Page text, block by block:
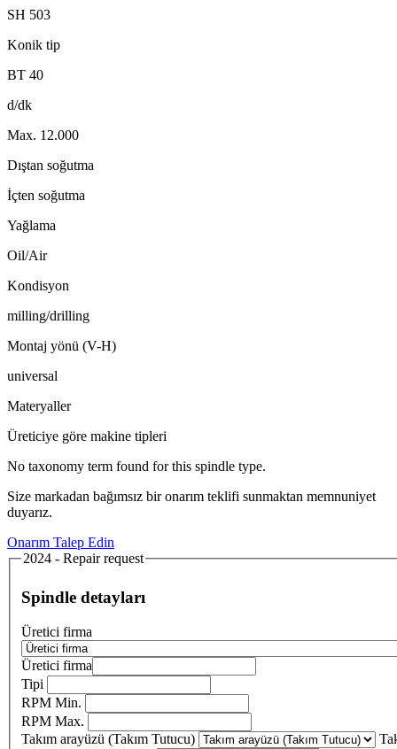
SH 503
Konik tip
BT 40
d/dk
Max. 12.000
Dıştan soğutma
İçten soğutma
Yağlama
Oil/Air
Kondisyon
milling/drilling
Montaj yönü (V-H)
universal
Materyaller
Üreticiye göre makine tipleri
No taxonomy term found for this spindle type.
Size markadan bağımsız bir onarım teklifi sunmaktan memnuniyet
duyarız.
Onarım Talep Edin
2024 - Repair request
Spindle detayları
Üretici firma
Üretici firma
Tipi
RPM Min.
RPM Max.
Takım arayüzü (Takım Tutucu)